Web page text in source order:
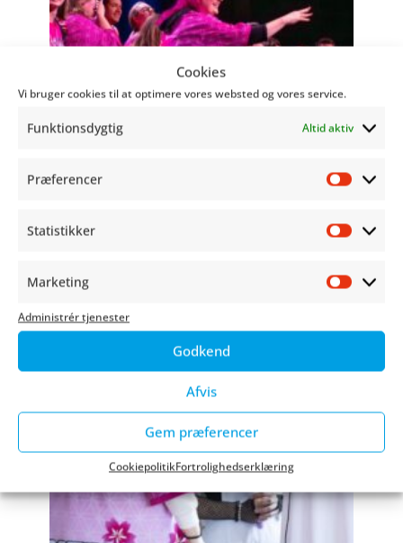
Cookies
Vi bruger cookies til at optimere vores websted og vores service.
Funktionsdygtig Altid aktiv
Præferencer
Statistikker
Marketing
Administrér tjenester
Godkend
Afvis
Gem præferencer
CookiepolitikFortrolighedserklæring